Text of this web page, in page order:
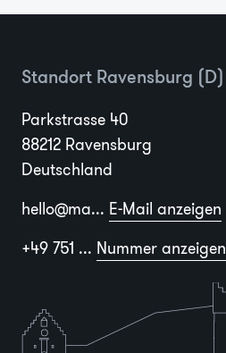
Standort Ravensburg (D)
Parkstrasse 40
88212 Ravensburg
Deutschland
hello@ma... E-Mail anzeigen
+49 751 ... Nummer anzeigen